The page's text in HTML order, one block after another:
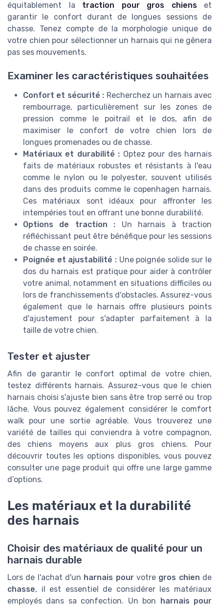
équitablement la traction pour gros chienset
garantir le confort durant de longues sessions de
chasse. Tenez compte de la morphologie unique de
votre chien pour sélectionner un harnais qui ne gênera
pas ses mouvements.
Examiner les caractéristiques souhaitées
Confort et sécurité : Recherchez un harnais avec
rembourrage, particulièrement sur les zones de
pression comme le poitrail et le dos, afin de
maximiser le confort de votre chien lors de
longues promenades ou de chasse.
Matériaux et durabilité : Optez pour des harnais
faits de matériaux robustes et résistants à l'eau
comme le nylon ou le polyester, souvent utilisés
dans des produits comme le copenhagen harnais.
Ces matériaux sont idéaux pour affronter les
intempéries tout en offrant une bonne durabilité.
Options de traction : Un harnais à traction
réfléchissant peut être bénéfique pour les sessions
de chasse en soirée.
Poignée et ajustabilité :Une poignée solide sur le
dos du harnais est pratique pour aider à contrôler
votre animal, notamment en situations difficiles ou
lors de franchissements d'obstacles. Assurez-vous
également que le harnais offre plusieurs points
d'ajustement pour s'adapter parfaitement à la
taille de votre chien.
Tester et ajuster
Afin de garantir le confort optimal de votre chien,
testez différents harnais. Assurez-vous que le chien
harnais choisi s'ajuste bien sans être trop serré ou trop
lâche. Vous pouvez également considérer le comfort
walk pour une sortie agréable. Vous trouverez une
variété de tailles qui conviendra à votre compagnon,
des chiens moyens aux plus gros chiens. Pour
découvrir toutes les options disponibles, vous pouvez
consulter une page produit qui offre une large gamme
d’options.
Les matériaux et la durabilité
des harnais
Choisir des matériaux de qualité pour un
harnais durable
Lors de l'achat d'un harnais pourvotre gros chien de
chasse, il est essentiel de considérer les matériaux
employés dans sa confection. Un bon harnais pour